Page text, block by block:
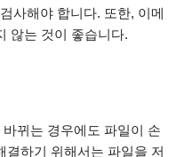
사해야 합니다. 또한, 이메
않는 것이 좋습니다.
뀌는 경우에도 파일이 손
결하기 위해서는 파일을 저